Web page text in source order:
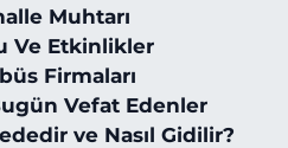
Muhtarı
Ve Etkinlikler
Firmaları
Vefat Edenler
ve Nasıl Gidilir?